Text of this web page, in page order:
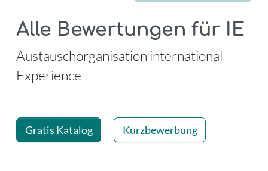
Alle Bewertungen für IE
-
Austauschorganisation international
Experience
Gratis Katalog Kurzbewerbung